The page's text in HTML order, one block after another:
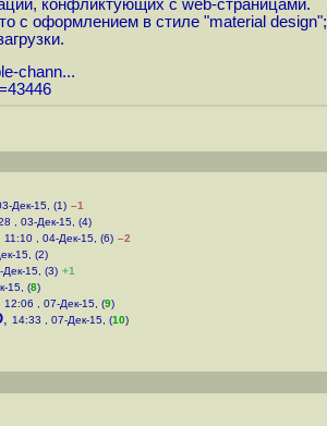
конфликтующих с web-страницами.
с оформлением в стиле "material design";
chann...
Дек-15, (1) –1
, 03-Дек-15, (4)
11:10 , 04-Дек-15, (6) –2
15, (2)
15, (3) +1
15, (8)
12:06 , 07-Дек-15, (9)
, 14:33 , 07-Дек-15, (10)